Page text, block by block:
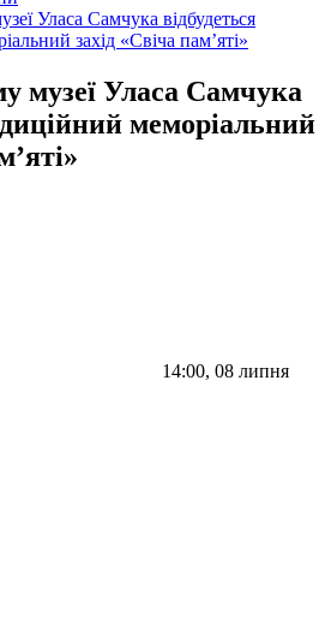
Уласа Самчука відбудеться
захід «Свіча пам’яті»
музеї Уласа Самчука
меморіальний
14:00, 08 липня